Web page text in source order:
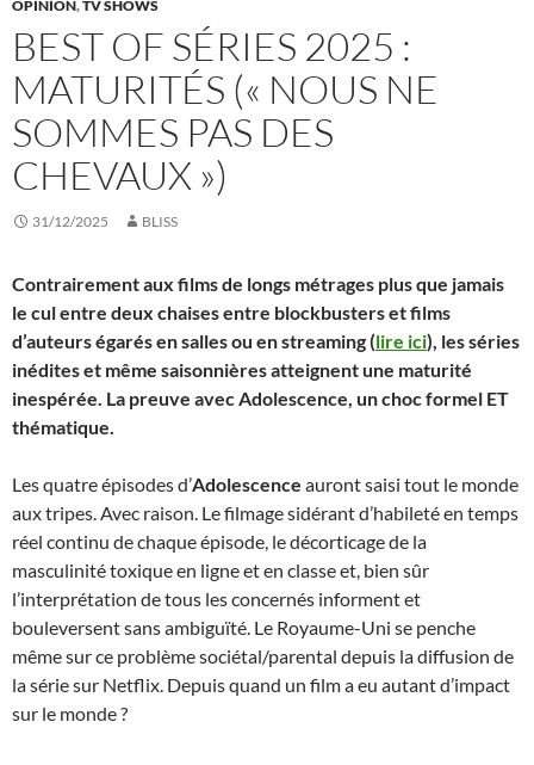
OPINION,TV SHOWS
BEST OF SÉRIES 2025 :
MATURITÉS (« NOUS NE
SOMMES PAS DES
CHEVAUX »)
31/12/2025 BLISS
Contrairement aux films de longs métrages plus que jamais
le cul entre deux chaises entre blockbusters et films
d’auteurs égarés en salles ou en streaming (lire ici), les séries
inédites et même saisonnières atteignent une maturité
inespérée. La preuve avec Adolescence, un choc formel ET
thématique.
Les quatre épisodes d’Adolescence auront saisi tout le monde
aux tripes. Avec raison. Le filmage sidérant d’habileté en temps
réel continu de chaque épisode, le décorticage de la
masculinité toxique en ligne et en classe et, bien sûr
l’interprétation de tous les concernés informent et
bouleversent sans ambiguïté. Le Royaume-Uni se penche
même sur ce problème sociétal/parental depuis la diffusion de
la série sur Netflix. Depuis quand un film a eu autant d’impact
sur le monde ?